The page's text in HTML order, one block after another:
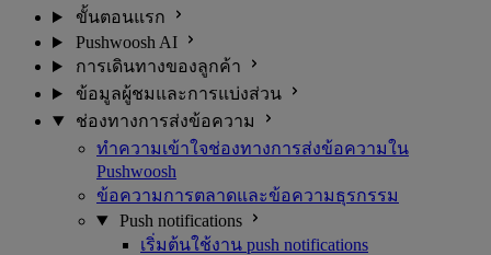
ขั้นตอนแรก
Pushwoosh AI
การเดินทางของลูกค้า
ข้อมูลผู้ชมและการแบ่งส่วน
ช่องทางการส่งข้อความ
ทำความเข้าใจช่องทางการส่งข้อความใน
Pushwoosh
ข้อความการตลาดและข้อความธุรกรรม
Push notifications
เริ่มต้นใช้งาน push notifications